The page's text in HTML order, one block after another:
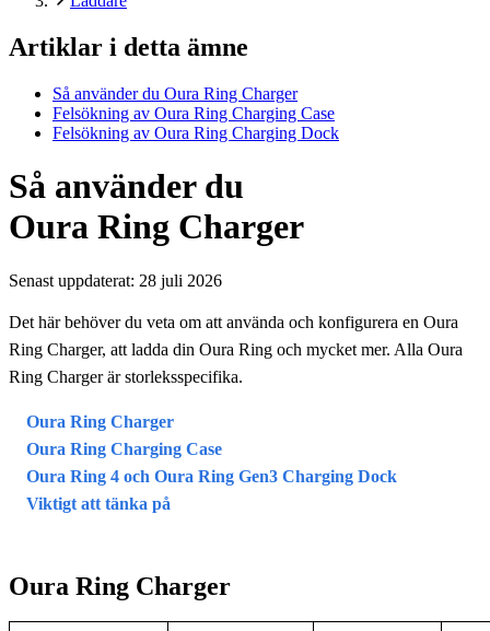
Artiklar i detta ämne
Så använder du Oura Ring Charger
Felsökning av Oura Ring Charging Case
Felsökning av Oura Ring Charging Dock
Så använder du
Oura Ring Charger
Senast uppdaterat: 28 juli 2026
Det här behöver du veta om att använda och konfigurera en Oura
Ring Charger, att ladda din Oura Ring och mycket mer. Alla Oura
Ring Charger är storleksspecifika.
Oura Ring Charger
Oura Ring Charging Case
Oura Ring 4 och Oura Ring Gen3 Charging Dock
Viktigt att tänka på
Oura Ring Charger